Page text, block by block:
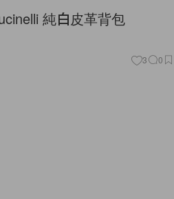
純白皮革背包
3 0